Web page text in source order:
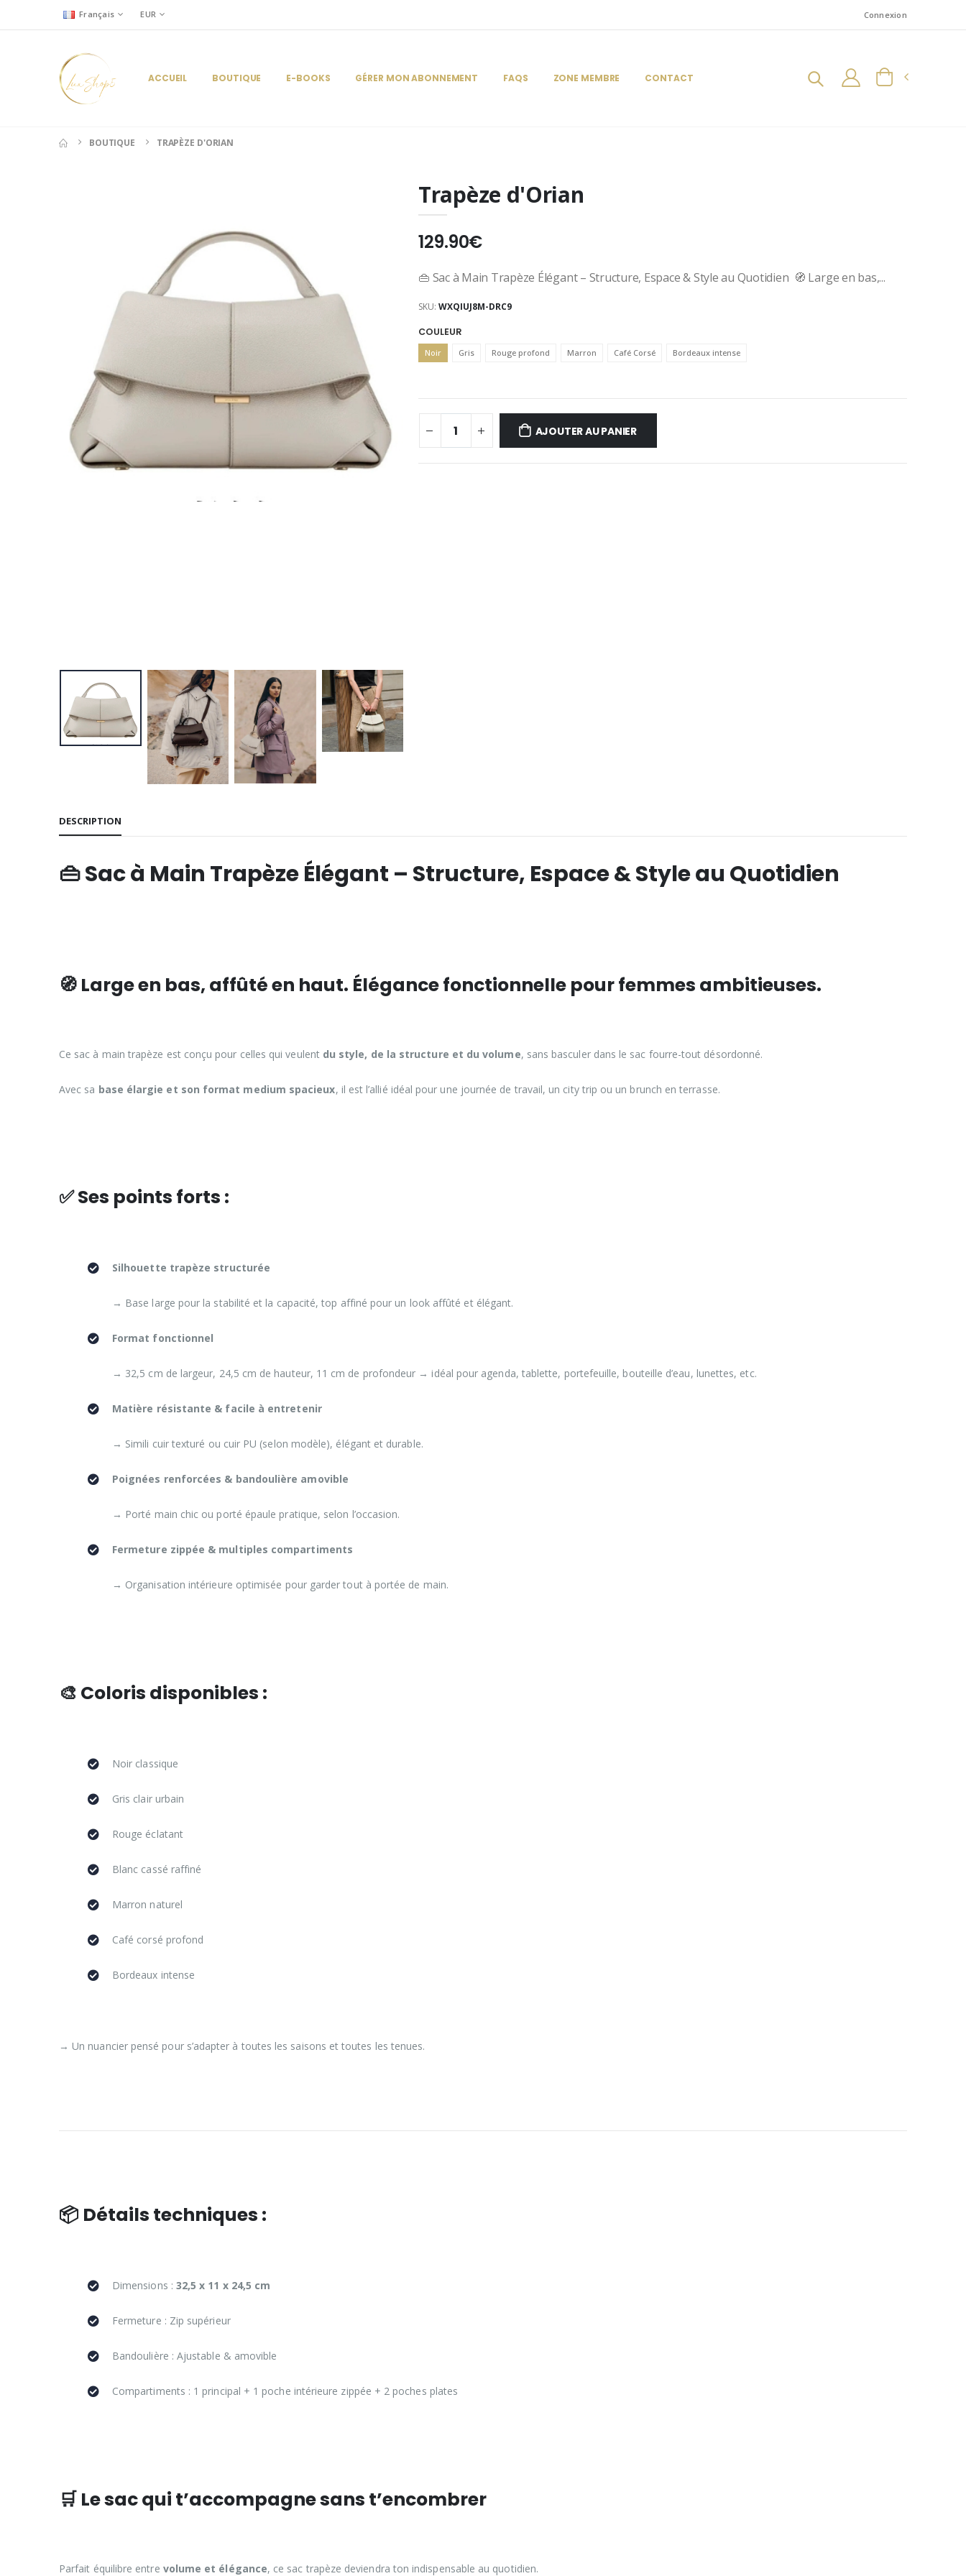
Français EUR Connexion
ACCUEIL BOUTIQUE E-BOOKS GÉRER MON ABONNEMENT FAQS ZONE MEMBRE CONTACT
BOUTIQUE TRAPÈZE D'ORIAN
Trapèze d'Orian
129.90€
👜 Sac à Main Trapèze Élégant – Structure, Espace & Style au Quotidien 🧭 Large en bas,...
SKU:WXQIUJ8M-DRC9
COULEUR
Noir Gris Rouge profond Marron Café Corsé Bordeaux intense
AJOUTER AU PANIER
DESCRIPTION
👜 Sac à Main Trapèze Élégant – Structure, Espace & Style au Quotidien
🧭 Large en bas, affûté en haut. Élégance fonctionnelle pour femmes ambitieuses.
Ce sac à main trapèze est conçu pour celles qui veulent du style, de la structure et du volume, sans basculer dans le sac fourre-tout désordonné.
Avec sa base élargie et son format medium spacieux, il est l’allié idéal pour une journée de travail, un city trip ou un brunch en terrasse.
✅ Ses points forts :
Silhouette trapèze structurée
→ Base large pour la stabilité et la capacité, top affiné pour un look affûté et élégant.
Format fonctionnel
→ 32,5 cm de largeur, 24,5 cm de hauteur, 11 cm de profondeur → idéal pour agenda, tablette, portefeuille, bouteille d’eau, lunettes, etc.
Matière résistante & facile à entretenir
→ Simili cuir texturé ou cuir PU (selon modèle), élégant et durable.
Poignées renforcées & bandoulière amovible
→ Porté main chic ou porté épaule pratique, selon l’occasion.
Fermeture zippée & multiples compartiments
→ Organisation intérieure optimisée pour garder tout à portée de main.
🎨 Coloris disponibles :
Noir classique
Gris clair urbain
Rouge éclatant
Blanc cassé raffiné
Marron naturel
Café corsé profond
Bordeaux intense
→ Un nuancier pensé pour s’adapter à toutes les saisons et toutes les tenues.
📦 Détails techniques :
Dimensions : 32,5 x 11 x 24,5 cm
Fermeture : Zip supérieur
Bandoulière : Ajustable & amovible
Compartiments : 1 principal + 1 poche intérieure zippée + 2 poches plates
🛒 Le sac qui t’accompagne sans t’encombrer
Parfait équilibre entre volume et élégance, ce sac trapèze deviendra ton indispensable au quotidien.